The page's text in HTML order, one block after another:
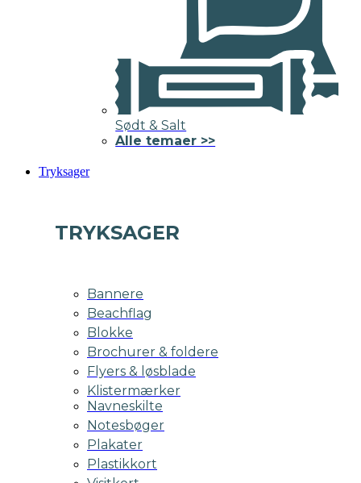
Sødt & Salt
Alle temaer >>
Tryksager
TRYKSAGER
Bannere
Beachflag
Blokke
Brochurer & foldere
Flyers & løsblade
Klistermærker
Navneskilte
Notesbøger
Plakater
Plastikkort